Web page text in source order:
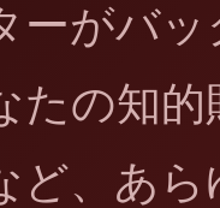
ーがバ
たの知
ど、あ